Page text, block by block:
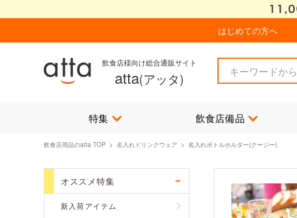
はじめての方へ
飲食店様向け総合通販サイト
atta(アッタ)
特集 飲食店備品
飲食店用品のatta TOP > 名入れドリンクウェア > 名入れボトルホルダー(クージー)
オススメ特集
新入荷アイテム